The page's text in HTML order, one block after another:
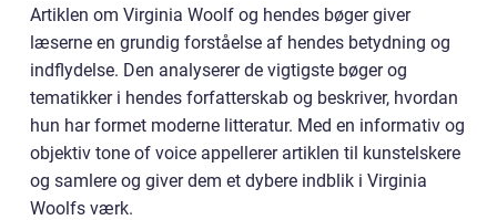
Artiklen om Virginia Woolf og hendes bøger giver
læserne en grundig forståelse af hendes betydning og
indflydelse. Den analyserer de vigtigste bøger og
tematikker i hendes forfatterskab og beskriver, hvordan
hun har formet moderne litteratur. Med en informativ og
objektiv tone of voice appellerer artiklen til kunstelskere
og samlere og giver dem et dybere indblik i Virginia
Woolfs værk.